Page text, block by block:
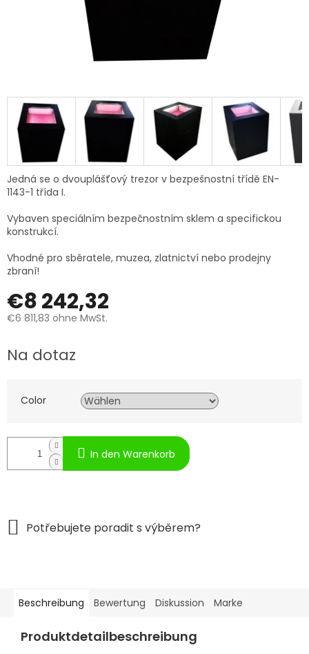
€8 242,32
€6 811,83 ohne MwSt.
Na dotaz
Color
In den Warenkorb
Jedná se o dvouplášťový trezor v bezpešnostní třídě EN-
1143-1 třída I.
Vybaven speciálním bezpečnostním sklem a specifickou
konstrukcí.
Vhodné pro sběratele, muzea, zlatnictví nebo prodejny
zbraní!
Beschreibung Bewertung Diskussion Marke
Produktdetailbeschreibung